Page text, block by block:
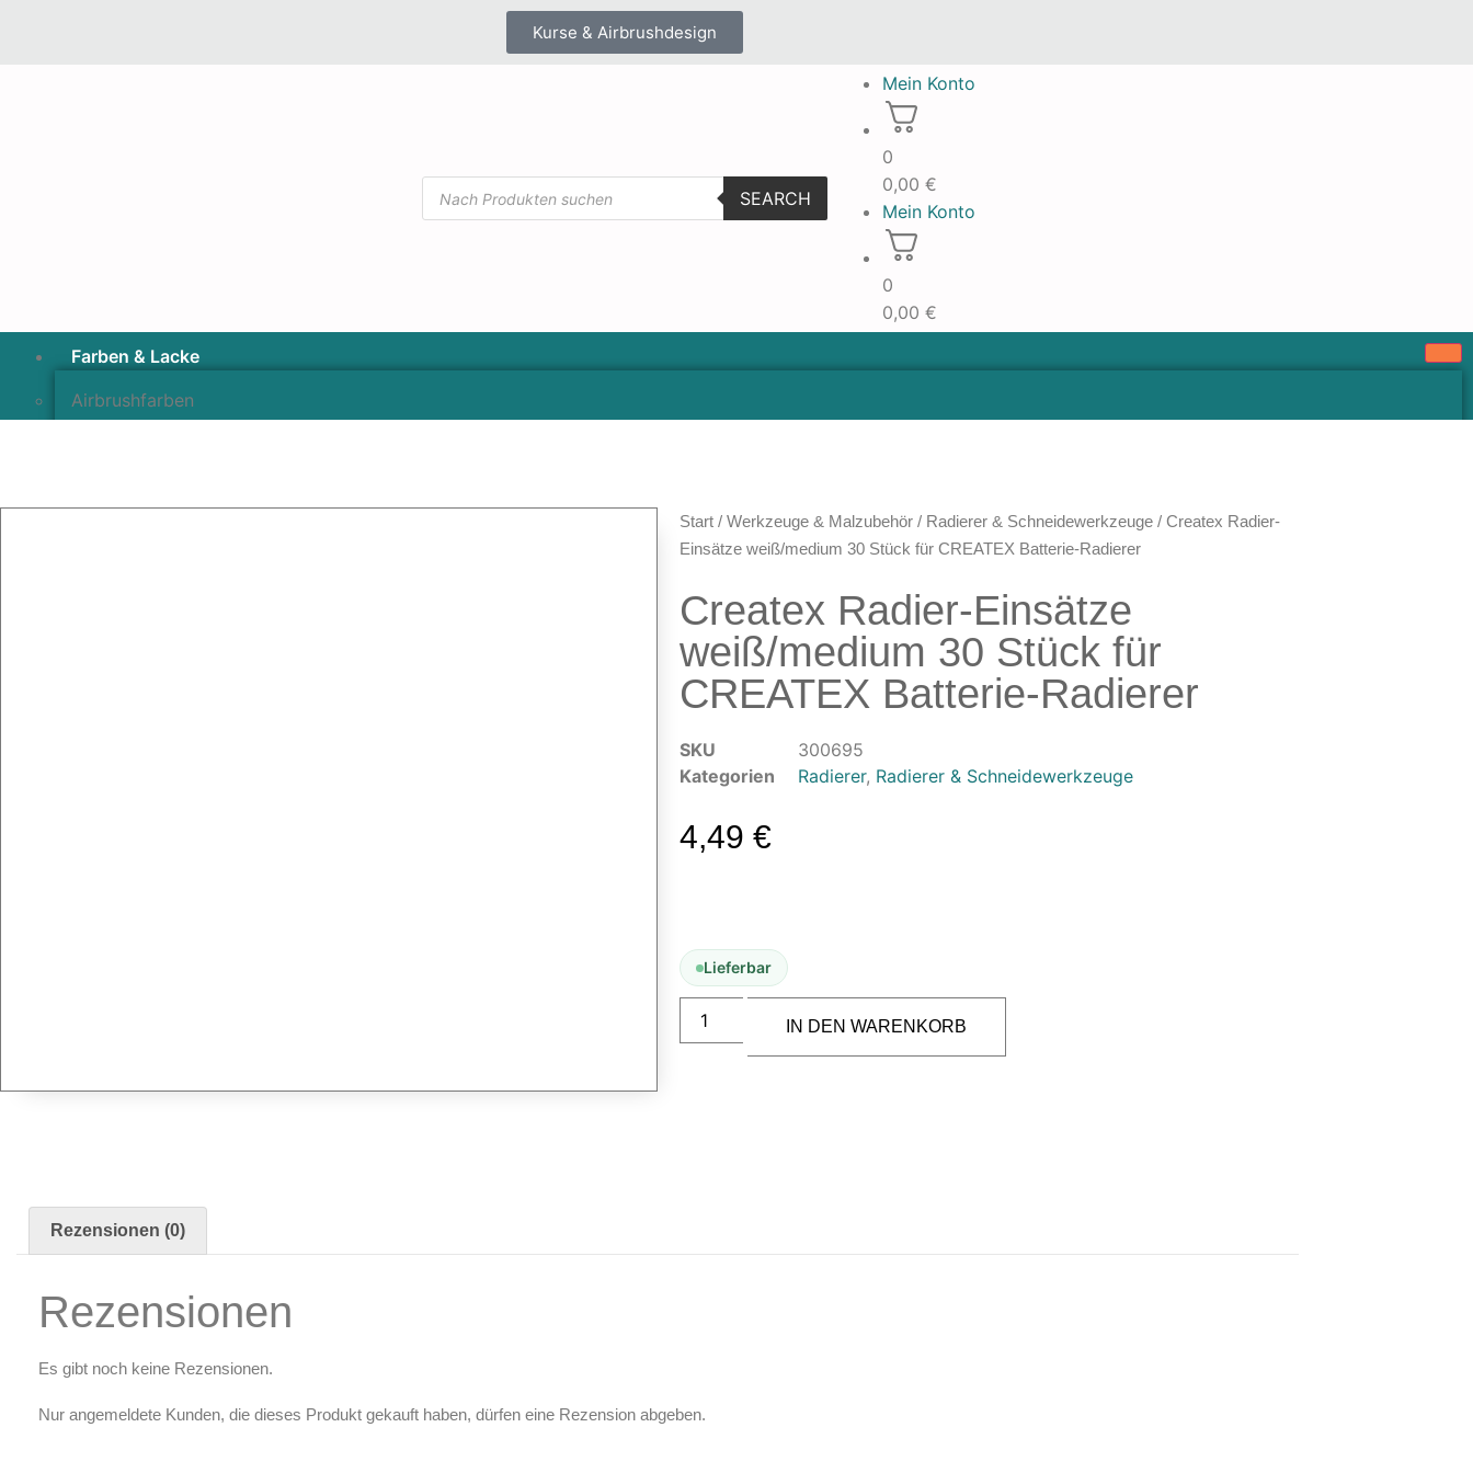
Kurse & Airbrushdesign
SEARCH
Mein Konto
0
0,00 €
Mein Konto
0
0,00 €
Farben & Lacke
Airbrushfarben
Farbzusätze & Verdünner
Maskierung & Schablonen
Maskierfolien & Maskierbänder
Schablonen & Templates
Reinigung & Pflege
Oberflächenreiniger
Start / Werkzeuge & Malzubehör / Radierer & Schneidewerkzeuge / Createx Radier-
Einsätze weiß/medium 30 Stück für CREATEX Batterie-Radierer
Createx Radier-Einsätze
weiß/medium 30 Stück für
CREATEX Batterie-Radierer
SKU
300695
Kategorien
Radierer, Radierer & Schneidewerkzeuge
4,49 €
Lieferbar
IN DEN WARENKORB
Rezensionen (0)
Rezensionen
Es gibt noch keine Rezensionen.
Nur angemeldete Kunden, die dieses Produkt gekauft haben, dürfen eine Rezension abgeben.